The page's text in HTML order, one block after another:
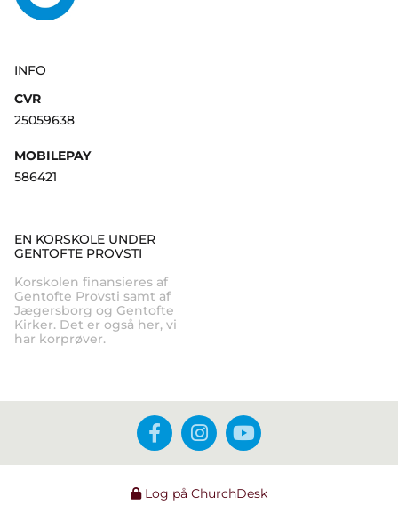
INFO
CVR
25059638
MOBILEPAY
586421
EN KORSKOLE UNDER
GENTOFTE PROVSTI
Korskolen finansieres af
Gentofte Provsti samt af
Jægersborg og Gentofte
Kirker. Det er også her, vi
har korprøver.
Log på ChurchDesk